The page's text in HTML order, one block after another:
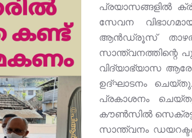
പ്രയാസങ്ങളില്‍
സേവന
ആന്‍ഡ്രൂസ്
സാന്ത്വനത്തിന്റെ
വിദ്യാഭ്യാസ
ഉദ്ഘാടനം
പ്രകാശനം
കൗണ്‍സില്‍
സാന്ത്വനം